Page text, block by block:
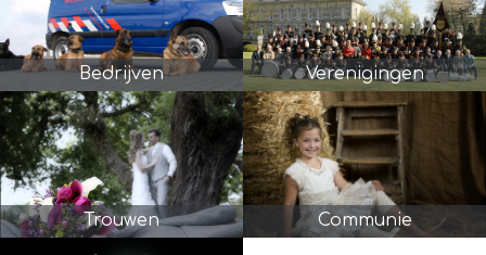
Bedrijven Verenigingen
Trouwen Communie